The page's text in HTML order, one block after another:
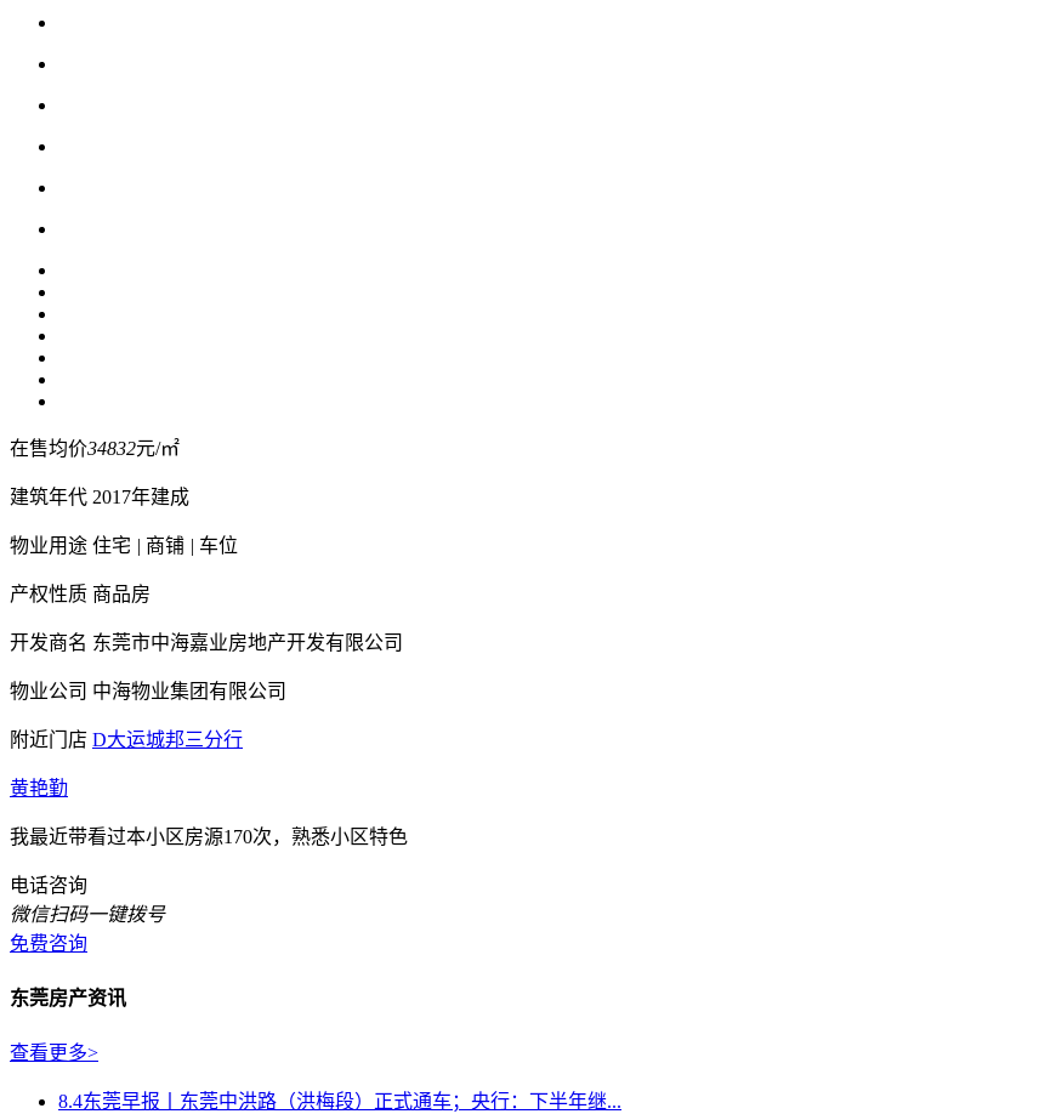
在售均价34832元/㎡
建筑年代 2017年建成
物业用途 住宅 | 商铺 | 车位
产权性质 商品房
开发商名 东莞市中海嘉业房地产开发有限公司
物业公司 中海物业集团有限公司
附近门店 D大运城邦三分行
黄艳勤
我最近带看过本小区房源170次，熟悉小区特色
电话咨询
微信扫码一键拨号
免费咨询
东莞房产资讯
查看更多>
8.4东莞早报丨东莞中洪路（洪梅段）正式通车；央行：下半年继...